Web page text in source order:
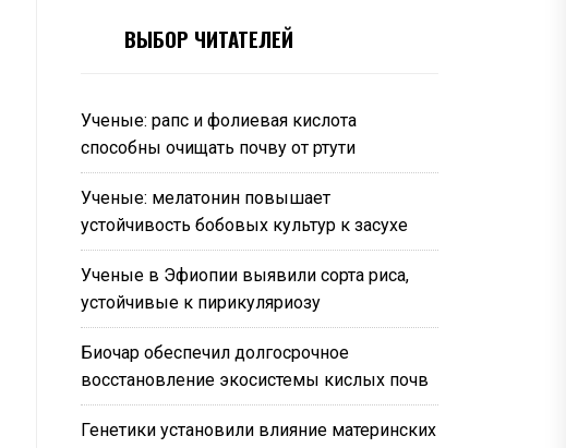
ВЫБОР ЧИТАТЕЛЕЙ
Ученые: рапс и фолиевая кислота
способны очищать почву от ртути
Ученые: мелатонин повышает
устойчивость бобовых культур к засухе
Ученые в Эфиопии выявили сорта риса,
устойчивые к пирикуляриозу
Биочар обеспечил долгосрочное
восстановление экосистемы кислых почв
Генетики установили влияние материнских